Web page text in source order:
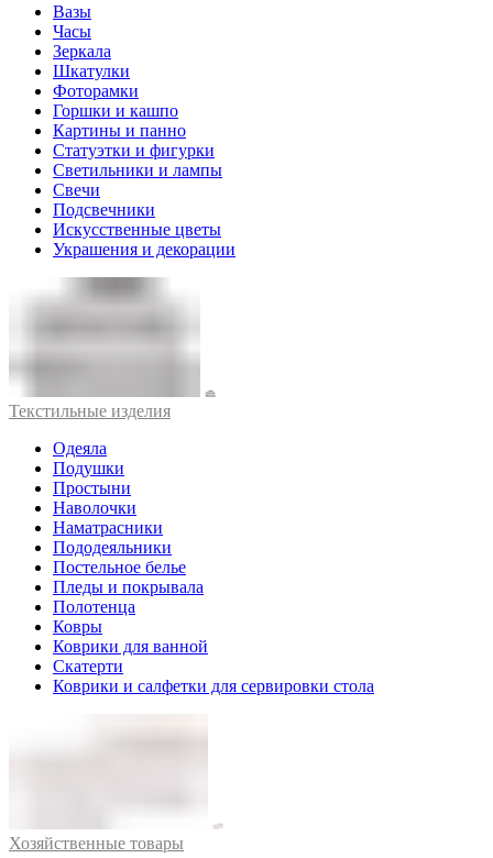
Вазы
Часы
Зеркала
Шкатулки
Фоторамки
Горшки и кашпо
Картины и панно
Статуэтки и фигурки
Светильники и лампы
Свечи
Подсвечники
Искусственные цветы
Украшения и декорации
Текстильные изделия
Одеяла
Подушки
Простыни
Наволочки
Наматрасники
Пододеяльники
Постельное белье
Пледы и покрывала
Полотенца
Ковры
Коврики для ванной
Скатерти
Коврики и салфетки для сервировки стола
Хозяйственные товары